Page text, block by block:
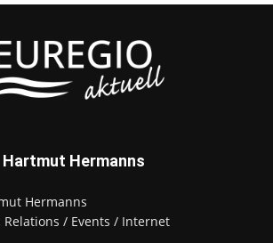
Hartmut Hermanns
Hermanns
/ Events / Internet